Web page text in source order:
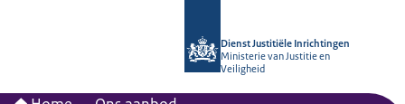
Dienst Justitiële Inrichtingen
Ministerie van Justitie en
Veiligheid